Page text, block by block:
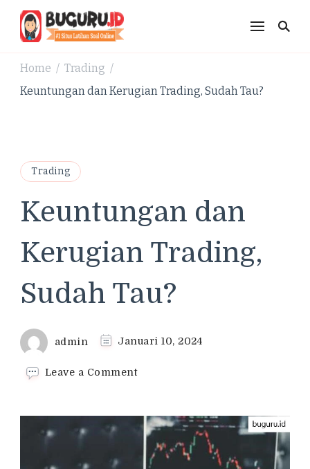
Buguru.id Kisi-Kisi
Jadi Lebih Pintar
Home / Trading /
Keuntungan dan Kerugian Trading, Sudah Tau?
Trading
Keuntungan dan
Kerugian Trading,
Sudah Tau?
admin Januari 10, 2024
Leave a Commenton
Kerugian
Trading,
Sudah
Tau?